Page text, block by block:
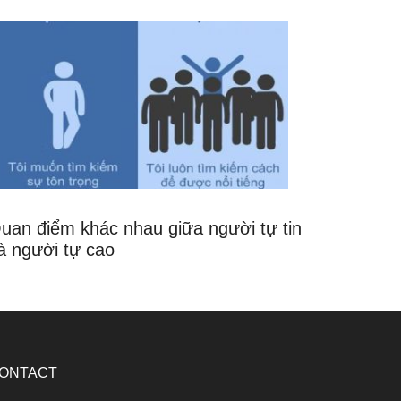
điểm khác nhau giữa người tự tin
người tự cao